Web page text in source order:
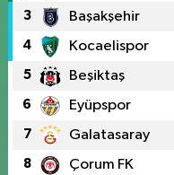
3 Başakşehir
4 Kocaelispor
5 Beşiktaş
6 Eyüpspor
7 Galatasaray
8 Çorum FK